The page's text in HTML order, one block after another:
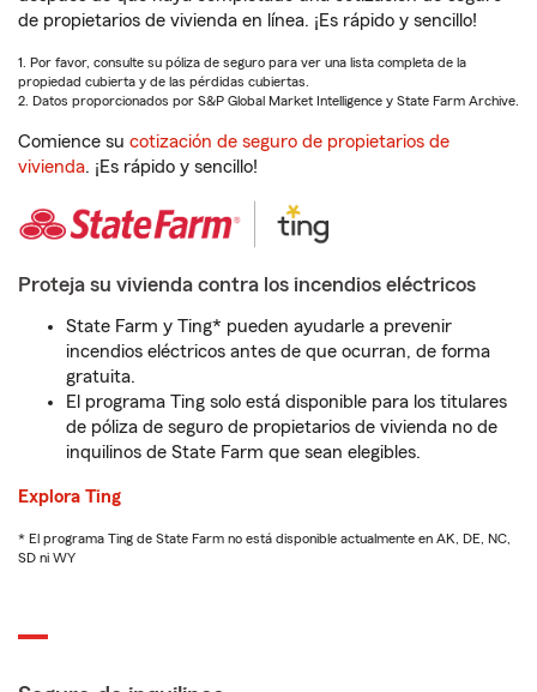
de propietarios de vivienda en línea. ¡Es rápido y sencillo!
1. Por favor, consulte su póliza de seguro para ver una lista completa de la
propiedad cubierta y de las pérdidas cubiertas.
2. Datos proporcionados por S&P Global Market Intelligence y State Farm Archive.
Comience su cotización de seguro de propietarios de
vivienda. ¡Es rápido y sencillo!
Proteja su vivienda contra los incendios eléctricos
State Farm y Ting* pueden ayudarle a prevenir
incendios eléctricos antes de que ocurran, de forma
gratuita.
El programa Ting solo está disponible para los titulares
de póliza de seguro de propietarios de vivienda no de
inquilinos de State Farm que sean elegibles.
Explora Ting
* El programa Ting de State Farm no está disponible actualmente en AK, DE, NC,
SD ni WY